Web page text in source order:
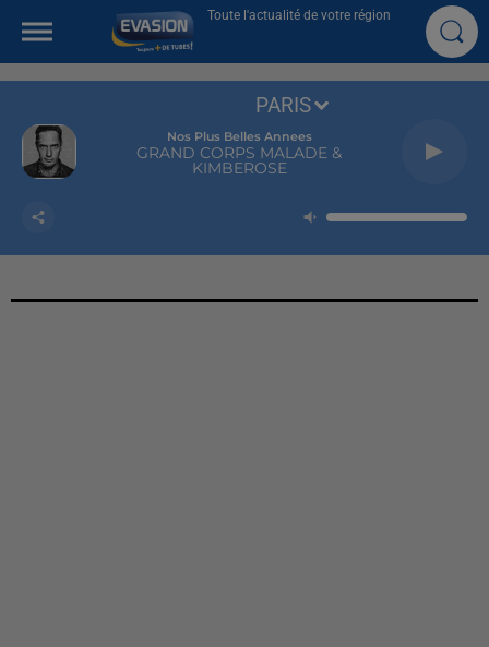
Toute l'actualité de votre région
Nos Plus Belles Annees
GRAND CORPS MALADE &
KIMBEROSE
PARIS